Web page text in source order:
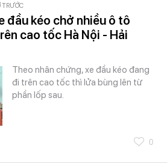
TRƯỚC
đầu kéo chở nhiều ô tô
cao tốc Hà Nội - Hải
Theo nhân chứng, xe đầu kéo đang
đi trên cao tốc thì lửa bùng lên từ
phần lốp sau.
0